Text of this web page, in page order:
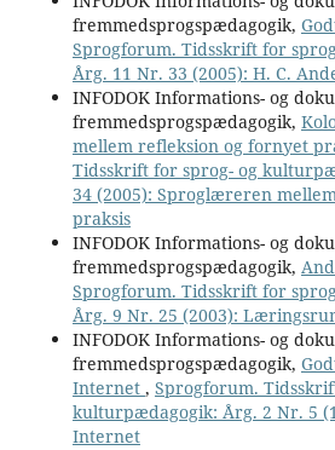
fremmedsprogspædagogik,
Sprogforum. Tidsskrift for
Årg. 11 Nr. 33 (2005): H. C.
INFODOK Informations- og
fremmedsprogspædagogik,
mellem refleksion og fornyet
Tidsskrift for sprog- og
34 (2005): Sproglæreren
praksis
INFODOK Informations- og
fremmedsprogspædagogik,
Sprogforum. Tidsskrift for
Årg. 9 Nr. 25 (2003):
INFODOK Informations- og
fremmedsprogspædagogik,
Internet , Sprogforum.
kulturpædagogik: Årg. 2 Nr. 5
Internet